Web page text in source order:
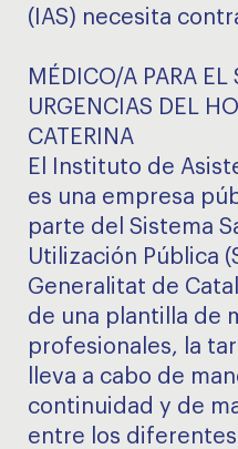
(IAS) necesita
MÉDICO/A PARA EL
URGENCIAS DEL
CATERINA
El Instituto de
es una empresa
parte del Sistema
Utilización Pública
Generalitat de
de una plantilla de
profesionales, la
lleva a cabo de
continuidad y de
entre los